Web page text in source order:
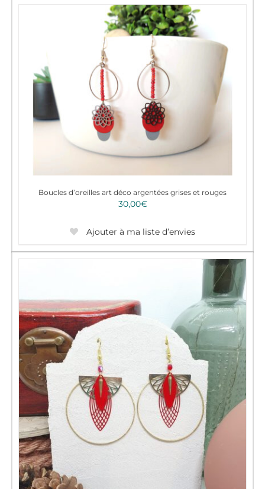
Boucles d’oreilles art déco argentées grises et rouges
30,00€
Ajouter à ma liste d’envies